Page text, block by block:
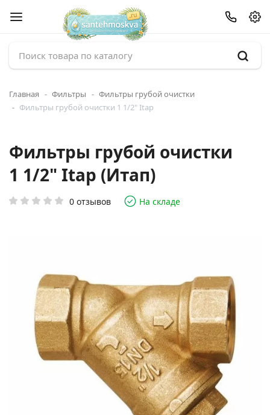
Главная Фильтры
Фильтры грубой очистки
Фильтры грубой очистки 1 1/2" Itap
Фильтры грубой очистки
1 1/2" Itap (Итап)
0 отзывов На складе